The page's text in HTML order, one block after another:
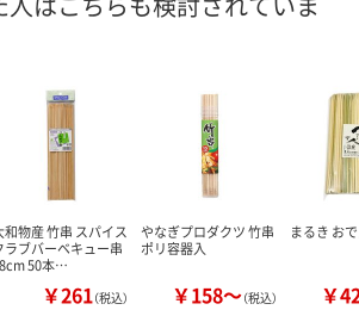
ゴへ カゴへ カ
和物産 竹串 スパイス
ラブバーベキュー串
50本…
￥261（税込）
やなぎプロダクツ 竹串
ポリ容器入
￥158～（税込）
まるき お
￥